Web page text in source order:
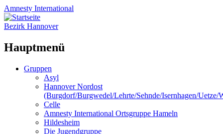
Amnesty International
Bezirk Hannover
Hauptmenü
Zum
Gruppen
Asyl
Hannover Nordost
(Burgdorf/Burgwedel/Lehrte/Sehnde/Isernhagen/Uetze/
Celle
Amnesty International Ortsgruppe Hameln
Hildesheim
Die Jugendgruppe